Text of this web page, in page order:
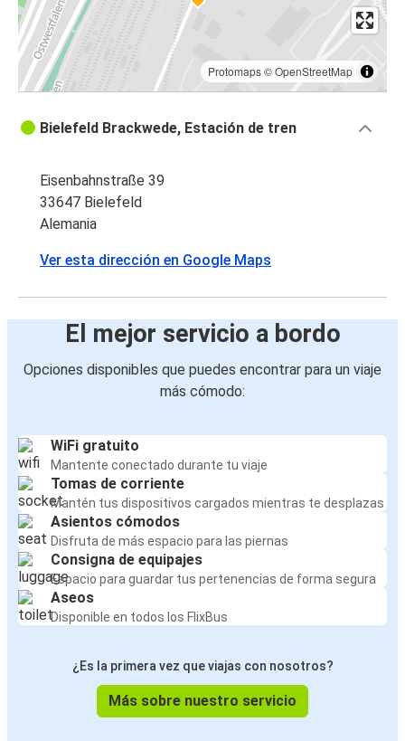
Protomaps©OpenStreetMap
Bielefeld Brackwede, Estación de tren
Eisenbahnstraße 39
33647 Bielefeld
Alemania
Ver esta dirección en Google Maps
El mejor servicio a bordo
Opciones disponibles que puedes encontrar para un viaje
más cómodo:
WiFi gratuito
Mantente conectado durante tu viaje
Tomas de corriente
Mantén tus dispositivos cargados mientras te desplazas
Asientos cómodos
Disfruta de más espacio para las piernas
Consigna de equipajes
Espacio para guardar tus pertenencias de forma segura
Aseos
Disponible en todos los FlixBus
¿Es la primera vez que viajas con nosotros?
Más sobre nuestro servicio